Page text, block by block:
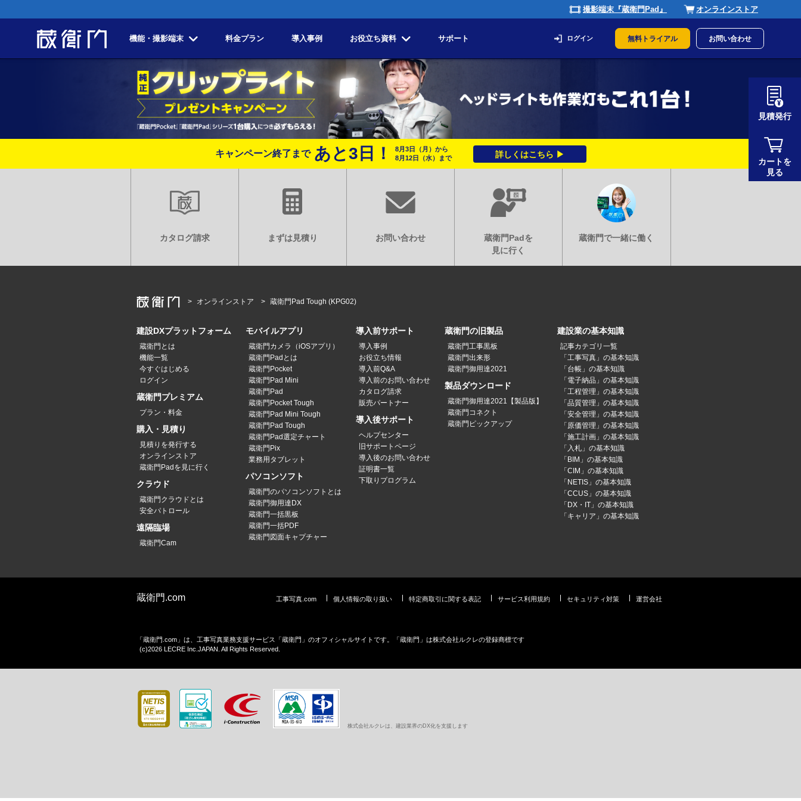
撮影端末『蔵衛門Pad』 オンラインストア
機能・撮影端末 料金プラン 導入事例 お役立ち資料 サポート ログイン 無料トライアル お問い合わせ
キャンペーン終了まで あと3 日！ 8月3日 （月） から
8月12日
（水） まで 詳しくはこちら ▶
カタログ請求 まずは見積り お問い合わせ
蔵衛門Padを
見に行く
オンラインストア 蔵衛門Pad Tough (KPG02)
見積発行
カートを
見る
建設DXプラットフォーム
蔵衛門とは
機能一覧
今すぐはじめる
ログイン
蔵衛門プレミアム
プラン・料金
購入・見積り
見積りを発行する
オンラインストア
蔵衛門Padを見に行く
クラウド
蔵衛門クラウドとは
安全パトロール
遠隔臨場
蔵衛門Cam
モバイルアプリ
蔵衛門カメラ（iOSアプリ）
蔵衛門Padとは
蔵衛門Pocket
蔵衛門Pad Mini
蔵衛門Pad
蔵衛門Pocket Tough
蔵衛門Pad Mini Tough
蔵衛門Pad Tough
蔵衛門Pad選定チャート
蔵衛門Pix
業務用タブレット
パソコンソフト
蔵衛門のパソコンソフトとは
蔵衛門御用達DX
蔵衛門一括黒板
蔵衛門一括PDF
蔵衛門図面キャプチャー
導入前サポート
導入事例
お役立ち情報
導入前Q&A
導入前のお問い合わせ
カタログ請求
販売パートナー
導入後サポート
ヘルプセンター
旧サポートページ
導入後のお問い合わせ
証明書一覧
下取りプログラム
蔵衛門の旧製品
蔵衛門工事黒板
蔵衛門出来形
蔵衛門御用達2021
製品ダウンロード
蔵衛門御用達2021【製品版】
蔵衛門コネクト
蔵衛門ピックアップ
建設業の基本知識
記事カテゴリ一覧
「工事写真」の基本知識
「台帳」の基本知識
「電子納品」の基本知識
「工程管理」の基本知識
「品質管理」の基本知識
「安全管理」の基本知識
「原価管理」の基本知識
「施工計画」の基本知識
「入札」の基本知識
「BIM」の基本知識
「CIM」の基本知識
「NETIS」の基本知識
「CCUS」の基本知識
「DX・IT」の基本知識
「キャリア」の基本知識
蔵衛門.com 工事写真.com 個人情報の取り扱い 特定商取引に関する表記 サービス利用規約 セキュリティ対策 運営会社
「蔵衛門.com」は、工事写真業務支援サービス「蔵衛門」のオフィシャルサイトです。「蔵衛門」は株式会社ルクレの登録商標です
(c)2026 LECRE Inc.JAPAN. All Rights Reserved.
株式会社ルクレは、建設業界のDX化を支援します